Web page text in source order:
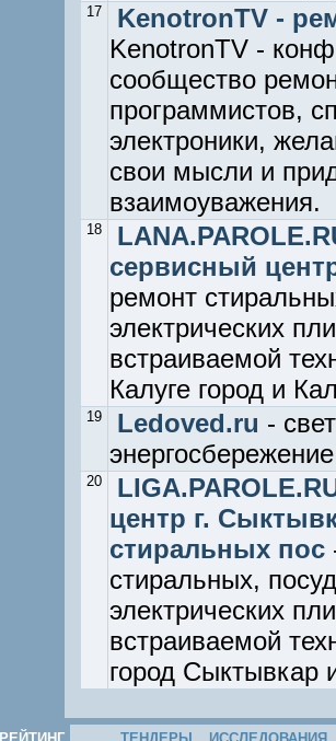
17
KenotronTV -
KenotronTV -
сообщество
программистов,
электроники,
свои мысли и
взаимоуважения.
18
сервисный
ремонт
электрических
встраиваемой
Калуге город и
19 Ledoved.ru -
20
центр г.
стиральных пос
стиральных,
электрических
встраиваемой
город Сыктывкар